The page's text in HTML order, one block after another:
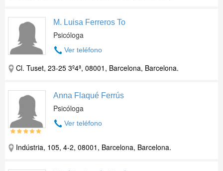
M. Luisa Ferreros To
Psicóloga
Ver teléfono
Cl. Tuset, 23-25 3º4ª, 08001, Barcelona, Barcelona.
Anna Flaqué Ferrús
Psicóloga
Ver teléfono
Indústria, 105, 4-2, 08001, Barcelona, Barcelona.